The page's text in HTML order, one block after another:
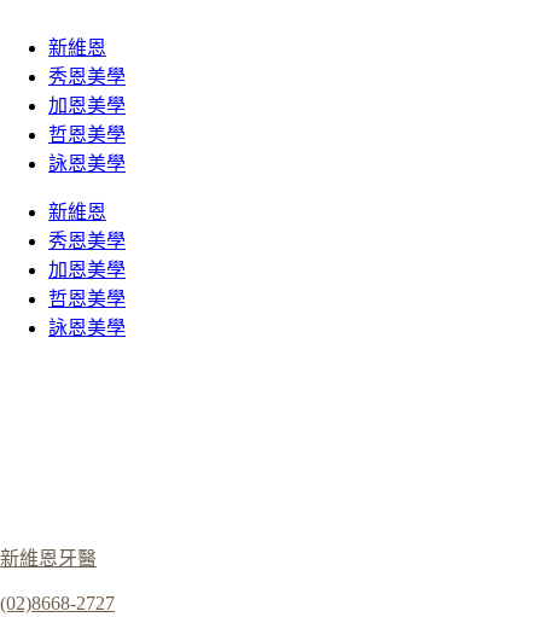
新維恩
秀恩美學
加恩美學
哲恩美學
詠恩美學
新維恩
秀恩美學
加恩美學
哲恩美學
詠恩美學
新維恩牙醫
(02)8668-2727